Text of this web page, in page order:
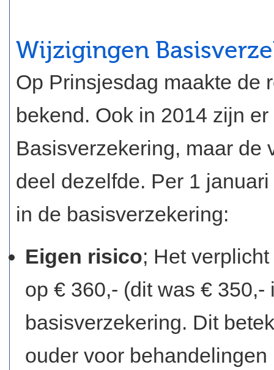
Wijzigingen
Op Prinsjesdag maakte de
bekend. Ook in 2014 zijn
Basisverzekering, maar de
deel dezelfde. Per 1
in de basisverzekering:
Eigen risico; Het
op € 360,- (dit was €
basisverzekering. Dit
ouder voor